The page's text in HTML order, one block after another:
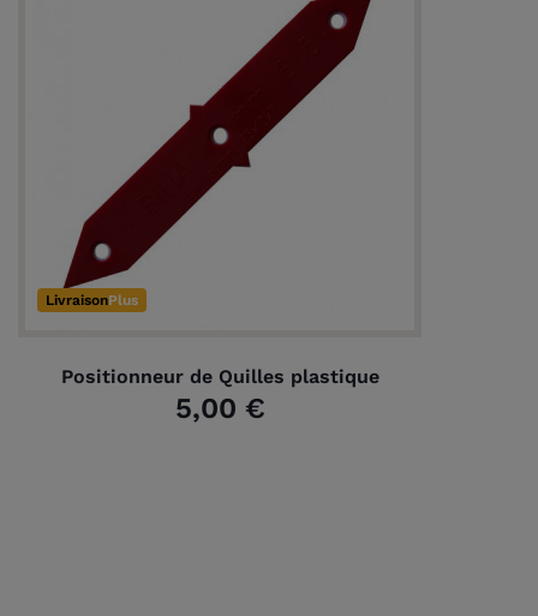
LivraisonPlus
Positionneur de Quilles plastique
5,00 €